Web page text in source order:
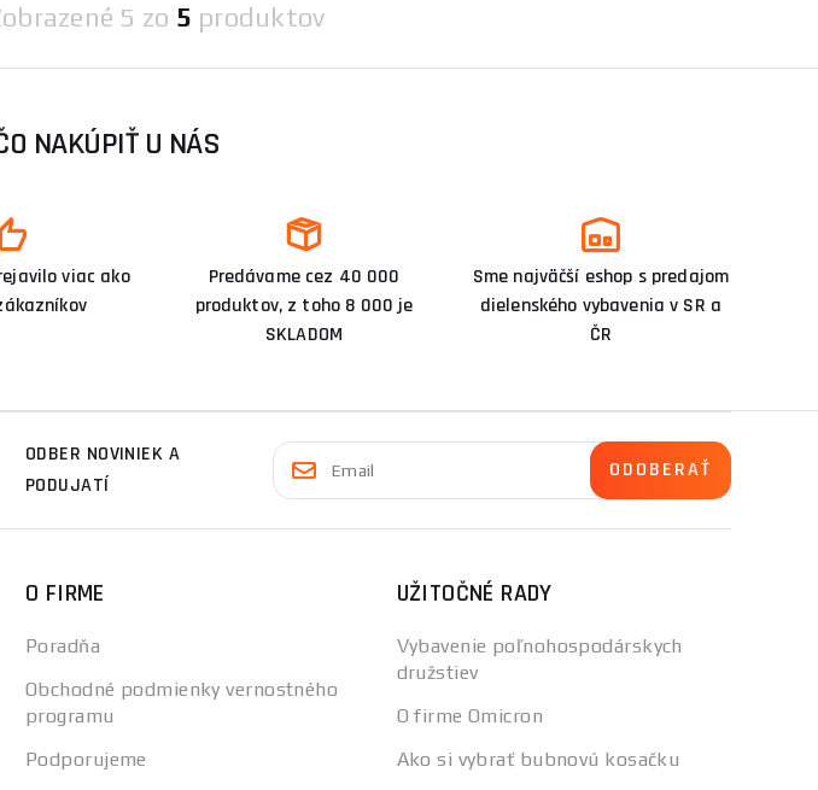
5 zo 5 produktov
NAKÚPIŤ U NÁS
viac ako
Predávame cez 40 000
produktov, z toho 8 000 je
SKLADOM
Sme najväčší eshop s predajom
dielenského vybavenia v SR a
ČR
ODBER NOVINIEK A
PODUJATÍ
O FIRME
Poradňa
Obchodné podmienky vernostného
programu
Podporujeme
UŽITOČNÉ RADY
Vybavenie poľnohospodárskych
družstiev
O firme Omicron
Ako si vybrať bubnovú kosačku